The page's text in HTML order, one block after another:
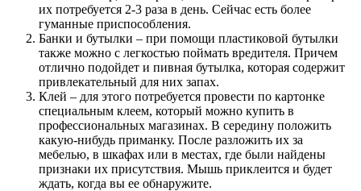
их потребуется 2-3 раза в день. Сейчас есть более
гуманные приспособления.
Банки и бутылки – при помощи пластиковой бутылки
также можно с легкостью поймать вредителя. Причем
отлично подойдет и пивная бутылка, которая содержит
привлекательный для них запах.
Клей – для этого потребуется провести по картонке
специальным клеем, который можно купить в
профессиональных магазинах. В середину положить
какую-нибудь приманку. После разложить их за
мебелью, в шкафах или в местах, где были найдены
признаки их присутствия. Мышь приклеится и будет
ждать, когда вы ее обнаружите.